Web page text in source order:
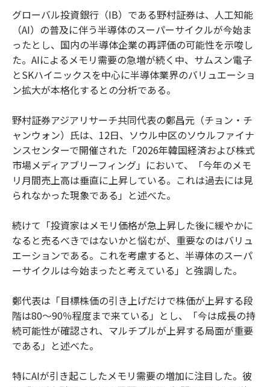
グローバル投資銀行（IB）である野村証券は、人工知能
（AI）の普及に伴う半導体のスーパーサイクルが今始ま
ったとし、国内の半導体企業の再評価の可能性を示唆し
た。AIによるメモリ需要の急増が続く中、サムスン電子
とSKハイニックスを中心に半導体業界のバリュエーショ
ン拡大が本格化するとの分析である。
野村証券アジアリサーチ共同代表の鄭昌元（チョン・チ
ャンウォン）氏は、12日、ソウル中区のソウルファイナ
ンスセンターで開催された「2026年韓国経済および株式
市場メディアブリーフィング」において、「今年のメモ
リ月間売上高は垂直に上昇している。これは過去には見
られなかった現象である」と述べた。
続けて「投資家はメモリ価格が急上昇した後に緩やかに
なると売るべきではないかと悩むが、重要なのはバリュ
エーションである。これを考慮すると、半導体のスーパ
ーサイクルは今始まったと考えている」と強調した。
鄭代表は「目標株価の引き上げだけで株価が上昇する段
階は80〜90％程度まで来ている」とし、「今は成長の持
続可能性が確認され、マルチプルが上昇する局面が重要
である」と述べた。
特にAIが引き起こしたメモリ需要の増加に注目した。彼